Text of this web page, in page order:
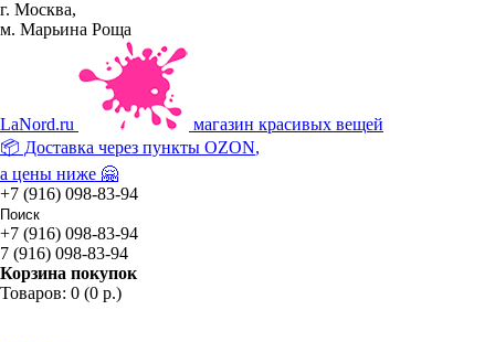
г. Москва,
м. Марьина Роща
LaNord.ru
магазин красивых вещей
📦 Доставка через пункты OZON,
а цены ниже 🤗
+7 (916) 098-83-94
+7 (916) 098-83-94
7 (916) 098-83-94
Корзина покупок
Товаров: 0 (0 р.)